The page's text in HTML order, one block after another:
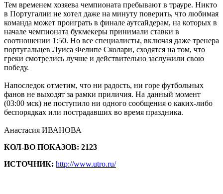
Тем временем хозяева чемпионата пребывают в трауре. Никто
в Португалии не хотел даже на минуту поверить, что любимая
команда может проиграть в финале аутсайдерам, на которых в
начале чемпионата букмекеры принимали ставки в
соотношении 1:50. Но все специалисты, включая даже тренера
португальцев Луиса Фелипе Сколари, сходятся на том, что
греки смотрелись лучше и действительно заслужили свою
победу.
Напоследок отметим, что ни радость, ни горе футбольных
фанов не выходят за рамки приличия. На данный момент
(03:00 мск) не поступило ни одного сообщения о каких-либо
беспорядках или пострадавших во время праздника.
Анастасия ИВАНОВА
КОЛ-ВО ПОКАЗОВ: 2123
ИСТОЧНИК: http://www.utro.ru/